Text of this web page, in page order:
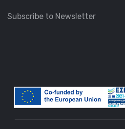
Subscribe to Newsletter